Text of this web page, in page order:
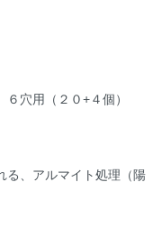
穴用（２０+４個）
、アルマイト処理（陽